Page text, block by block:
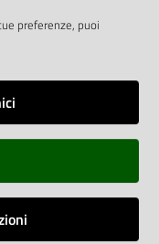
preferenze, puoi